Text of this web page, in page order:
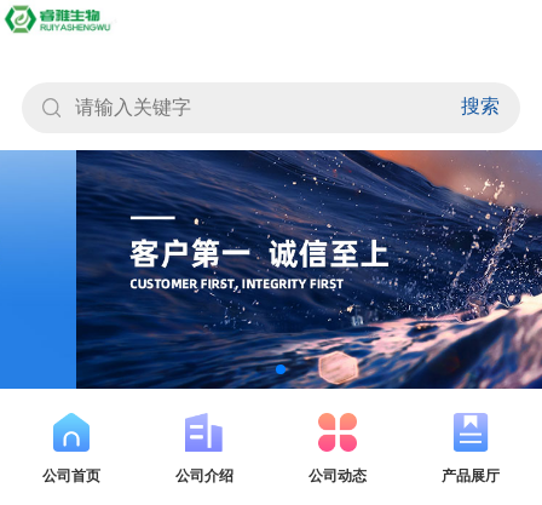
搜索
公司首页 公司介绍 公司动态 产品展厅